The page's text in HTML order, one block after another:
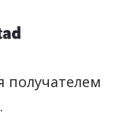
получателем